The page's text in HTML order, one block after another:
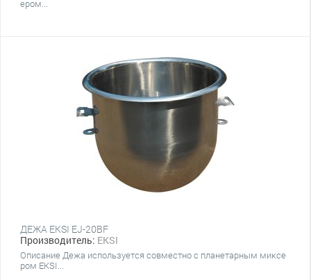
ером...
ДЕЖА EKSI EJ-20BF
Производитель: EKSI
Описание Дежа используется совместно с планетарным миксе
ром EKSI...